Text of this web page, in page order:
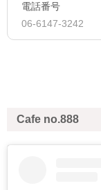
電話番号
06-6147-3242
Cafe no.888